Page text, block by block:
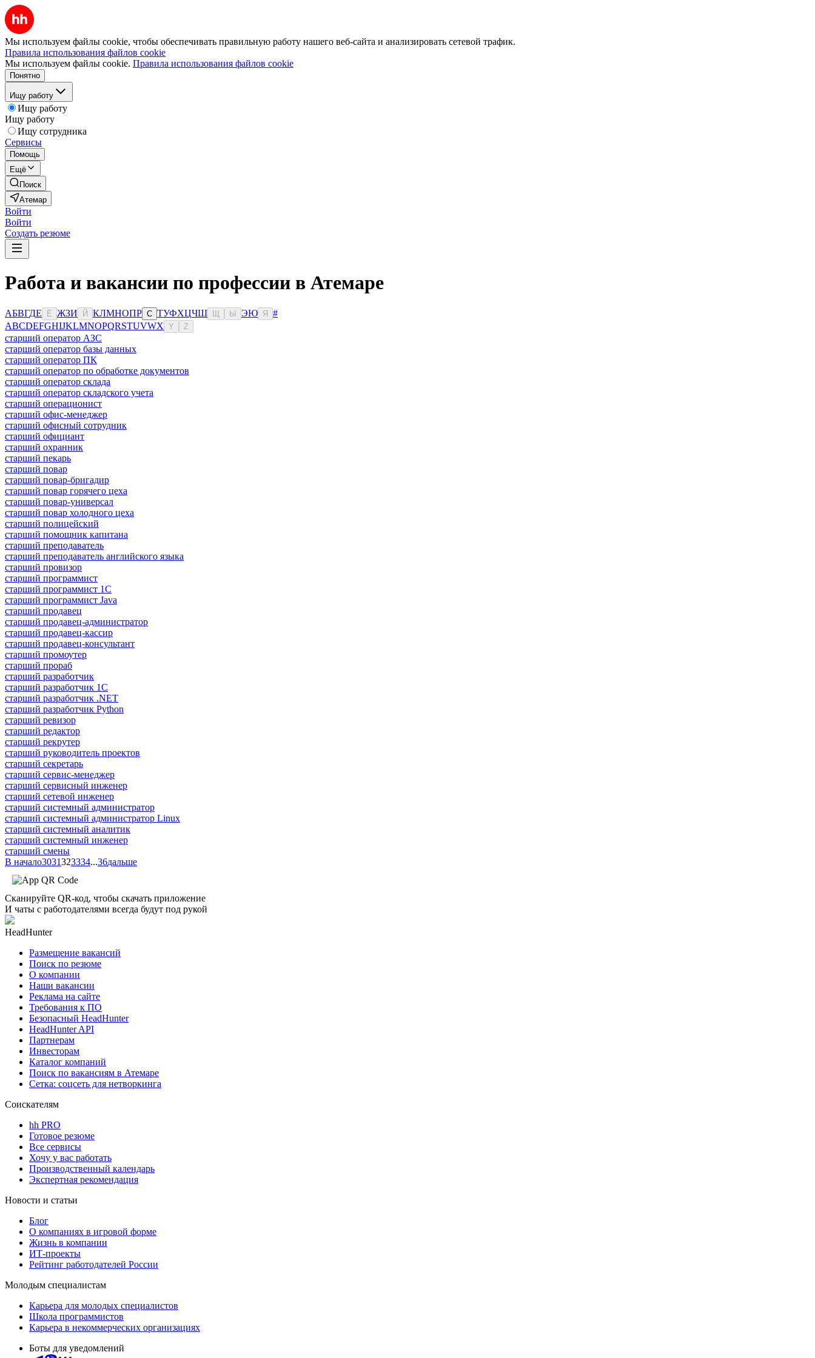
Мы используем файлы cookie, чтобы обеспечивать правильную работу нашего веб-сайта и анализировать сетевой трафик.
Правила использования файлов cookie
Мы используем файлы cookie. Правила использования файлов cookie
Понятно
Ищу работу
Ищу работу
Ищу работу
Ищу сотрудника
Сервисы
Помощь
Ещё
Поиск
Атемар
Войти
Войти
Создать резюме
Работа и вакансии по профессии в Атемаре
АБВГДЕ Ё ЖЗИ Й КЛМНОПР С ТУФХЦЧШ Ы ЭЮ Я
#
ABCDEFGHIJKLMNOPQRSTUVWX Y Z
старший оператор АЗС
старший оператор базы данных
старший оператор ПК
старший оператор по обработке документов
старший оператор склада
старший оператор складского учета
старший операционист
старший офис-менеджер
старший офисный сотрудник
старший официант
старший охранник
старший пекарь
старший повар
старший повар-бригадир
старший повар горячего цеха
старший повар-универсал
старший повар холодного цеха
старший полицейский
старший помощник капитана
старший преподаватель
старший преподаватель английского языка
старший провизор
старший программист
старший программист 1С
старший программист Java
старший продавец
старший продавец-администратор
старший продавец-кассир
старший продавец-консультант
старший промоутер
старший прораб
старший разработчик
старший разработчик 1С
старший разработчик .NET
старший разработчик Python
старший ревизор
старший редактор
старший рекрутер
старший руководитель проектов
старший секретарь
старший сервис-менеджер
старший сервисный инженер
старший сетевой инженер
старший системный администратор
старший системный администратор Linux
старший системный аналитик
старший системный инженер
старший смены
В начало3031323334...36дальше
Сканируйте QR-код, чтобы скачать приложение
И чаты с работодателями всегда будут под рукой
HeadHunter
Размещение вакансий
Поиск по резюме
О компании
Наши вакансии
Реклама на сайте
Требования к ПО
Безопасный HeadHunter
HeadHunter API
Партнерам
Инвесторам
Каталог компаний
Поиск по вакансиям в Атемаре
Сетка: соцсеть для нетворкинга
Соискателям
hh PRO
Готовое резюме
Все сервисы
Хочу у вас работать
Производственный календарь
Экспертная рекомендация
Новости и статьи
Блог
О компаниях в игровой форме
Жизнь в компании
ИТ-проекты
Рейтинг работодателей России
Молодым специалистам
Карьера для молодых специалистов
Школа программистов
Карьера в некоммерческих организациях
Боты для уведомлений